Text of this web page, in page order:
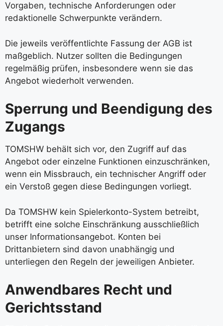
Vorgaben, technische Anforderungen oder
redaktionelle Schwerpunkte verändern.
Die jeweils veröffentlichte Fassung der AGB ist
maßgeblich. Nutzer sollten die Bedingungen
regelmäßig prüfen, insbesondere wenn sie das
Angebot wiederholt verwenden.
Sperrung und Beendigung des
Zugangs
TOMSHW behält sich vor, den Zugriff auf das
Angebot oder einzelne Funktionen einzuschränken,
wenn ein Missbrauch, ein technischer Angriff oder
ein Verstoß gegen diese Bedingungen vorliegt.
Da TOMSHW kein Spielerkonto-System betreibt,
betrifft eine solche Einschränkung ausschließlich
unser Informationsangebot. Konten bei
Drittanbietern sind davon unabhängig und
unterliegen den Regeln der jeweiligen Anbieter.
Anwendbares Recht und
Gerichtsstand